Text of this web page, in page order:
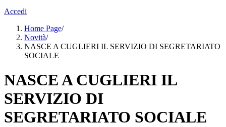
Accedi
Home Page/
Novità/
NASCE A CUGLIERI IL SERVIZIO DI SEGRETARIATO
SOCIALE
NASCE A CUGLIERI IL
SERVIZIO DI
SEGRETARIATO SOCIALE